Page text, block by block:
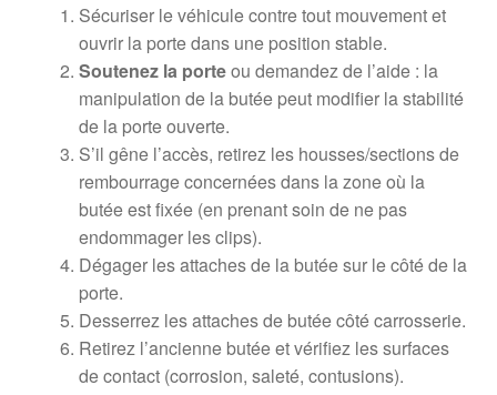
Sécuriser le véhicule contre tout mouvement et
ouvrir la porte dans une position stable.
Soutenez la porteou demandez de l’aide : la
manipulation de la butée peut modifier la stabilité
de la porte ouverte.
S’il gêne l’accès, retirez les housses/sections de
rembourrage concernées dans la zone où la
butée est fixée (en prenant soin de ne pas
endommager les clips).
Dégager les attaches de la butée sur le côté de la
porte.
Desserrez les attaches de butée côté carrosserie.
Retirez l’ancienne butée et vérifiez les surfaces
de contact (corrosion, saleté, contusions).